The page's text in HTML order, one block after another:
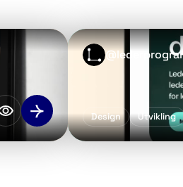
@
Design Utvikling